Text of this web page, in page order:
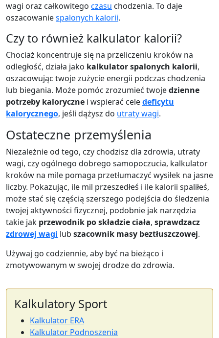
wagi oraz całkowitego czasu chodzenia. To daje
oszacowaniespalonych kalorii.
Czy to również kalkulator kalorii?
Chociaż koncentruje się na przeliczeniu kroków na
odległość, działa jako kalkulator spalonych kalorii,
oszacowując twoje zużycie energii podczas chodzenia
lub biegania. Może pomóc zrozumieć twojedzienne
potrzeby kaloryczne i wspierać celedeficytu
kalorycznego, jeśli dążysz do utraty wagi.
Ostateczne przemyślenia
Niezależnie od tego, czy chodzisz dla zdrowia, utraty
wagi, czy ogólnego dobrego samopoczucia, kalkulator
kroków na mile pomaga przetłumaczyć wysiłek na jasne
liczby. Pokazując, ile mil przeszedłeś i ile kalorii spaliłeś,
może stać się częścią szerszego podejścia do śledzenia
twojej aktywności fizycznej, podobnie jak narzędzia
takie jak przewodnik po składzie ciała, sprawdzacz
zdrowej wagi lub szacownik masy beztłuszczowej.
Używaj go codziennie, aby być na bieżąco i
zmotywowanym w swojej drodze do zdrowia.
Kalkulatory Sport
Kalkulator ERA
Kalkulator Podnoszenia